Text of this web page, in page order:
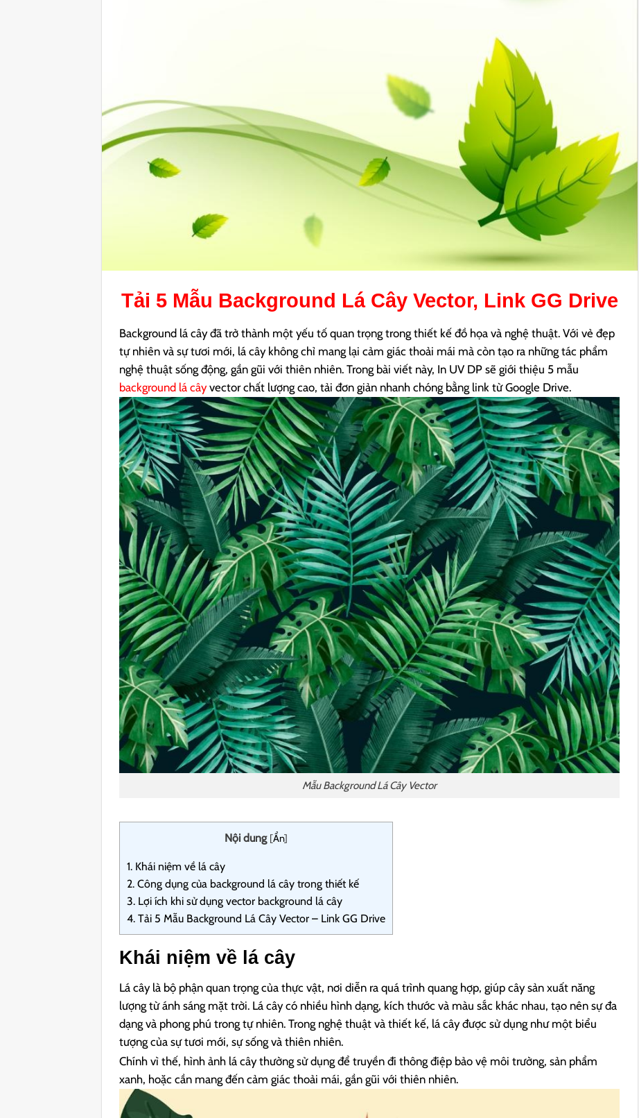
Tải 5 Mẫu Background Lá CâyVector, Link GG Drive
Background lá cây đã trở thành một yếu tố quan trọng trong thiết kế đồ họa và nghệ thuật. Với vẻ đẹp
tự nhiên và sự tươi mới, lá cây không chỉ mang lại cảm giác thoải mái mà còn tạo ra những tác phẩm
nghệ thuật sống động, gần gũi với thiên nhiên. Trong bài viết này, In UV DP sẽ giới thiệu 5 mẫu
background lá cây vector chất lượng cao, tải đơn giản nhanh chóng bằng link từ Google Drive.
Mẫu Background Lá Cây Vector
Nội dung [Ẩn]
1. Khái niệm về lá cây
2. Công dụng của background lá cây trong thiết kế
3. Lợi ích khi sử dụng vector background lá cây
4. Tải 5 Mẫu Background Lá Cây Vector – Link GG Drive
Khái niệm về lá cây
Lá cây là bộ phận quan trọng của thực vật, nơi diễn ra quá trình quang hợp, giúp cây sản xuất năng
lượng từ ánh sáng mặt trời. Lá cây có nhiều hình dạng, kích thước và màu sắc khác nhau, tạo nên sự đa
dạng và phong phú trong tự nhiên. Trong nghệ thuật và thiết kế, lá cây được sử dụng như một biểu
tượng của sự tươi mới, sự sống và thiên nhiên.
Chính vì thế, hình ảnh lá cây thường sử dụng để truyền đi thông điệp bảo vệ môi trường, sản phẩm
xanh, hoặc cần mang đến cảm giác thoải mái, gần gũi với thiên nhiên.